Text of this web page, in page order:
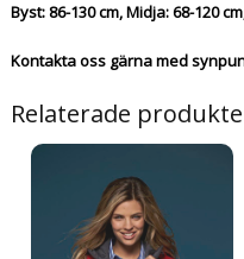
Byst: 86-130 cm, Midja: 68-120
Kontakta oss gärna med
Relaterade